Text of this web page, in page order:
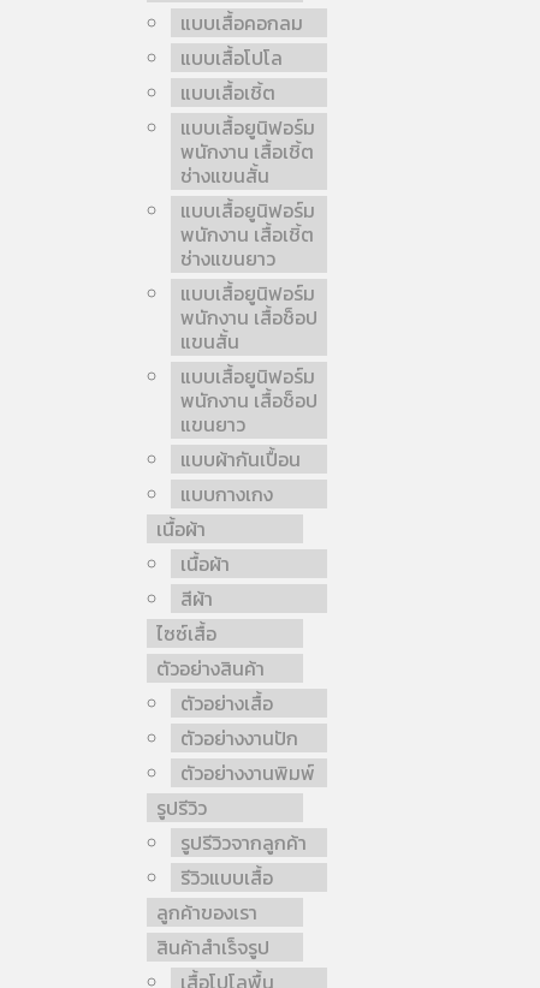
แบบเสื้อคอกลม
แบบเสื้อโปโล
แบบเสื้อเชิ้ต
แบบเสื้อยูนิฟอร์ม
พนักงาน เสื้อเชิ้ต
ช่างแขนสั้น
แบบเสื้อยูนิฟอร์ม
พนักงาน เสื้อเชิ้ต
ช่างแขนยาว
แบบเสื้อยูนิฟอร์ม
พนักงาน เสื้อช็อป
แขนสั้น
แบบเสื้อยูนิฟอร์ม
พนักงาน เสื้อช็อป
แขนยาว
แบบผ้ากันเปื้อน
แบบกางเกง
เนื้อผ้า
เนื้อผ้า
สีผ้า
ไซซ์เสื้อ
ตัวอย่างสินค้า
ตัวอย่างเสื้อ
ตัวอย่างงานปัก
ตัวอย่างงานพิมพ์
รูปรีวิว
รูปรีวิวจากลูกค้า
รีวิวแบบเสื้อ
ลูกค้าของเรา
สินค้าสำเร็จรูป
เสื้อโปโลพื้น